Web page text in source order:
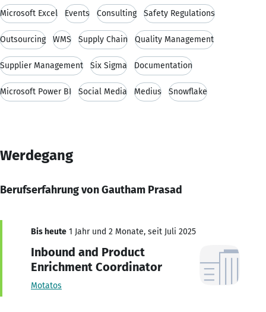
Microsoft Excel Events Consulting Safety Regulations
Outsourcing WMS Supply Chain Quality Management
Supplier Management Six Sigma Documentation
Microsoft Power BI Social Media Medius Snowflake
Werdegang
Berufserfahrung von Gautham Prasad
Bis heute 1 Jahr und 2 Monate, seit Juli 2025
Inbound and Product
Enrichment Coordinator
Motatos